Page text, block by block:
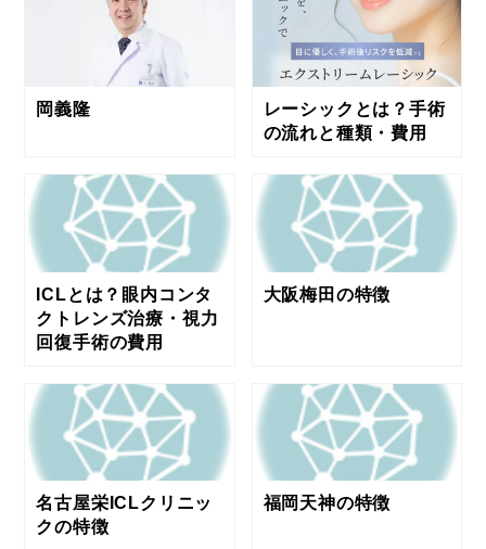
岡義隆
レーシックとは？手術
の流れと種類・費用
ICLとは？眼内コンタ
クトレンズ治療・視力
回復手術の費用
大阪梅田の特徴
名古屋栄ICLクリニッ
クの特徴
福岡天神の特徴